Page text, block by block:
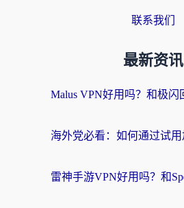
联系我们
最新资讯